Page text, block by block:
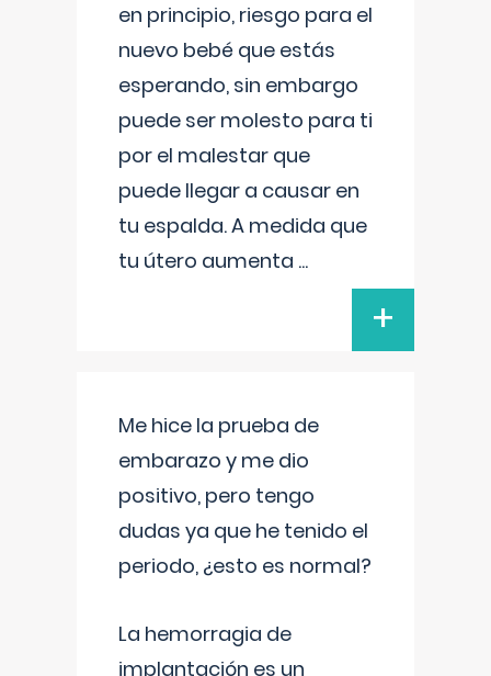
en principio, riesgo para el
nuevo bebé que estás
esperando, sin embargo
puede ser molesto para ti
por el malestar que
puede llegar a causar en
tu espalda. A medida que
tu útero aumenta ...
+
Me hice la prueba de
embarazo y me dio
positivo, pero tengo
dudas ya que he tenido el
periodo, ¿esto es normal?
La hemorragia de
implantación es un